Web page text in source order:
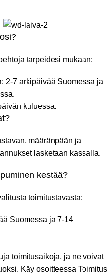
tarpeidesi mukaan:
2-7 arkipäivää Suomessa ja
kuluessa.
määränpään ja
lasketaan kassalla.
kestää?
toimitustavasta:
Suomessa ja 7-14
toimitusaikoja, ja ne voivat
Käy osoitteessa Toimitus